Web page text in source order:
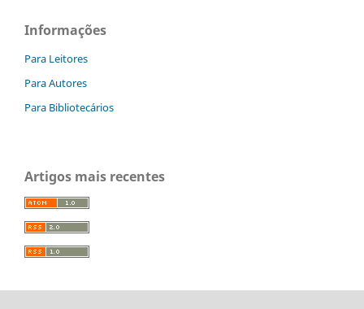
Informações
Para Leitores
Para Autores
Para Bibliotecários
Artigos mais recentes